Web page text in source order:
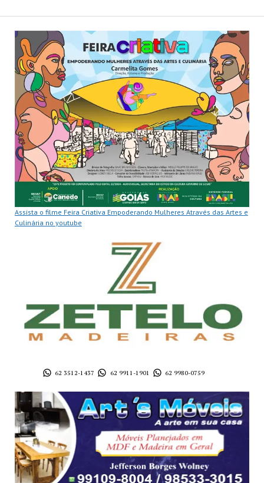
Assista o filme Feira Criativa Empoderando Mulheres Através das Artes e
Culinária no youtube
62 3512-1437 62 9911-1901 62 9980-0759